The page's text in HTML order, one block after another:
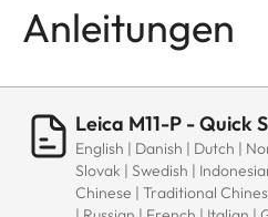
Anleitungen
Leica M11-P - Quick
English | Danish | Dutch |
Slovak | Swedish |
Chinese | Traditional